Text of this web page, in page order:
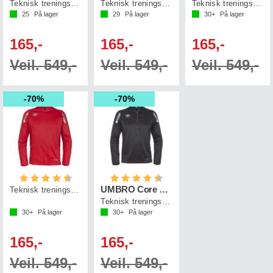
25 På lager
165,-
Veil. 549,-
29 På lager
165,-
Veil. 549,-
30+ På lager
165,-
Veil. 549,-
70%
Karakter: 4.1 av 5 mulige
30+ På lager
165,-
Veil. 549,-
70%
Karakter:
UMBRO Core Sweat Half Zip
30+ På lager
165,-
Veil. 549,-